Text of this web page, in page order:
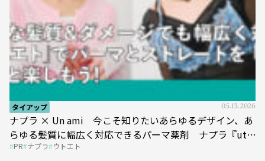
タイアップ 05.13.2026
ナプラ × Un ami 今こそ知りたいあらゆるデザイン、あ
らゆる髪質に幅広く対応できるパーマ薬剤 ナプラ『ut-
et』
PR ナプラ ウトエト